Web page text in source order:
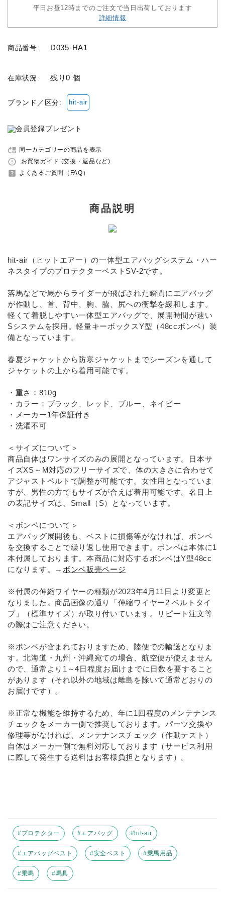
収納バッグ
馬グッズ・アクセサリー
本・雑誌
その他ペットグッズ
アウトレット商品
ブランド一覧
よくあるご質問（FAQ）
交換・返品について
プライバシーポリシー
特定商取引法について
ACCOUNT MENU
meeting_room ログイン person
平日お昼12時までのご注文で当日出荷しております
詳細情報
商品番号: D035-HA1
在庫状況: 残り0 個
ブランド／区分: hit-air
move_up 同一カテゴリーの商品を表示
error_outline お買物ガイド (交換・返品など)
help_center よくあるご質問（FAQ）
商品説明
hit-air（ヒットエアー）の一体型エアバッグシステム・ハー
ネスタイプのプロテクターベストSV-2です。
落馬などで馬からライダーが飛ばされた瞬間にエアバッグ
が作動し、首、背中、胸、脇、尻への衝撃を緩和します。
軽くて着脱しやすい一体型エアバッグで、展開時間が速い
Sシステムを採用。軽量キーボックスY型（48ccボンベ）装
備となっています。
春夏ジャケットから防寒ジャケットまでシーズンを通して
ジャケットの上から着用可能です。
・重さ：810g
・カラー：ブラック、レッド、ブルー、ネイビー
・メーカー1年保証付き
・洗濯不可
＜サイズについて＞
商品自体はワンサイズのみの展開となっています。日本サ
イズXS～M対応のフリーサイズで、体の大きさに合わせて
アジャストベルトで調整が可能です。女性用となっていま
すが、男性の方でもサイズが合えば着用可能です。名目上
の表記サイズは、Small（S）となっています。
＜ボンベについて＞
エアバッグ展開後も、ベストに損傷等がなければ、ボンベ
を交換することで繰り返し使用できます。ボンベは本体に1
本付属しております。本商品に対応するボンベはY型48cc
になります。→ ボンベ販売ページ
※付属の伸縮ワイヤーの種類が2023年4月11日より変更と
なりました。商品画像の通り「伸縮ワイヤー2 ベルトタイ
プ」（標準サイズ）が取り付いています。リピート注文等
の際はご注意ください。
※ボンベが含まれておりますため、陸便での輸送となりま
す。北海道・九州・沖縄宛ての場合、航空便が使えません
ので、通常より1～4日程度お届けまでに日数を要すること
があります（それ以外の地域は離島を除いて通常どおりの
お届けです）。
※正常な機能を維持するため、年に1回程度のメンテナンス
チェックをメーカー側で推奨しております。パーツ交換や
修理等がなければ、メンテナンスチェック（作動テスト）
自体はメーカー側で無料対応しております（サービス利用
に際して発生する送料はお客様負担となります）。
#プロテクター #エアバッグ #hit-air
#エアバッグベスト #安全ベスト #乗馬用品
#乗馬 #馬具